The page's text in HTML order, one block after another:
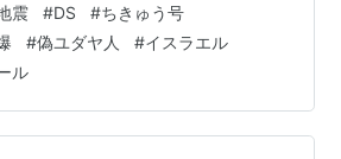
置を表示するサイトを このブログで
にされた様です。 DSが本質的に所
きゅう号”には 日本人は一人も乗っ
と きっと日本人がテレビ に出てく
） 在日XX人は一人いるそうで…
震 #DS #ちきゅう号
#偽ユダヤ人 #イスラエル
ル